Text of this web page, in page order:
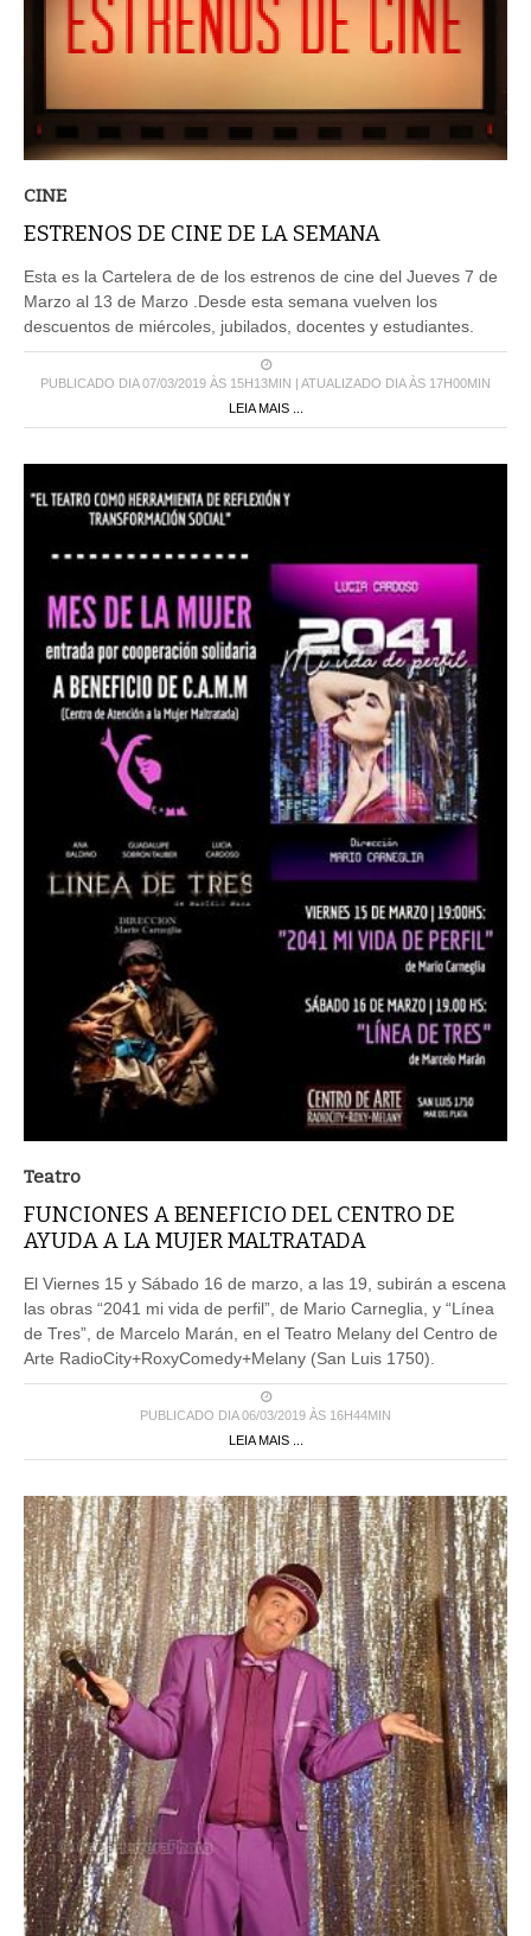
CINE
ESTRENOS DE CINE DE LA SEMANA
Esta es la Cartelera de de los estrenos de cine del Jueves 7 de
Marzo al 13 de Marzo .Desde esta semana vuelven los
descuentos de miércoles, jubilados, docentes y estudiantes.
PUBLICADO DIA 07/03/2019 ÀS 15H13MIN | ATUALIZADO DIA ÀS 17H00MIN
LEIA MAIS ...
Teatro
FUNCIONES A BENEFICIO DEL CENTRO DE
AYUDA A LA MUJER MALTRATADA
El Viernes 15 y Sábado 16 de marzo, a las 19, subirán a escena
las obras “2041 mi vida de perfil”, de Mario Carneglia, y “Línea
de Tres”, de Marcelo Marán, en el Teatro Melany del Centro de
Arte RadioCity+RoxyComedy+Melany (San Luis 1750).
PUBLICADO DIA 06/03/2019 ÀS 16H44MIN
LEIA MAIS ...